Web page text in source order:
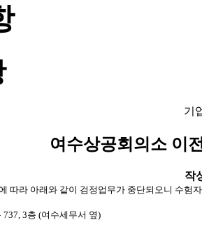
기
여수상공회의소 이
작
따라 아래와 같이 검정업무가 중단되오니 수험
3층 (여수세무서 옆)